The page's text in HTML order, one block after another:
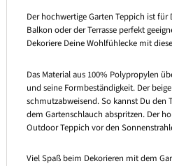
Der hochwertige Garten Teppich ist
Balkon oder der Terrasse perfekt
Dekoriere Deine Wohlfühlecke mit
Das Material aus 100% Polypropylen
und seine Formbeständigkeit. Der
schmutzabweisend. So kannst Du den
dem Gartenschlauch abspritzen. Der
Outdoor Teppich vor den
Viel Spaß beim Dekorieren mit dem